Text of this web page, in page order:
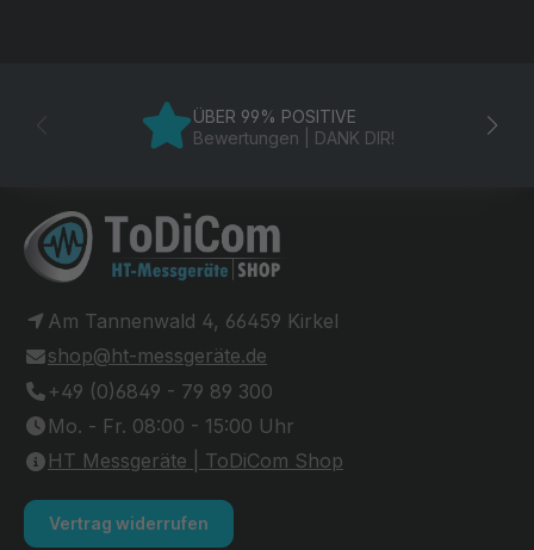
ÜBER 99% POSITIVE
Bewertungen | DANK DIR!
Am Tannenwald 4, 66459 Kirkel
shop@ht-messgeräte.de
+49 (0)6849 - 79 89 300
Mo. - Fr. 08:00 - 15:00 Uhr
HT Messgeräte | ToDiCom Shop
Vertrag widerrufen